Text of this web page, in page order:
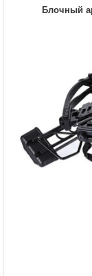
Блочный